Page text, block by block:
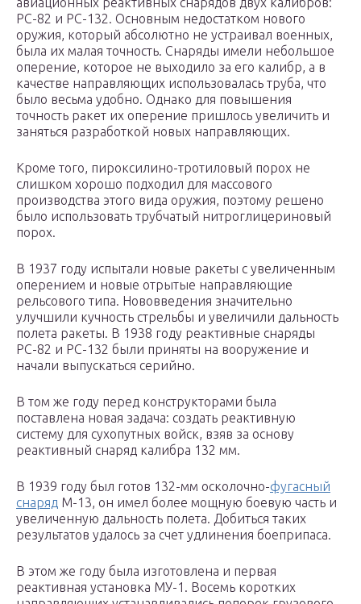
РС-82 и РС-132. Основным недостатком нового
оружия, который абсолютно не устраивал военных,
была их малая точность. Снаряды имели небольшое
оперение, которое не выходило за его калибр, а в
качестве направляющих использовалась труба, что
было весьма удобно. Однако для повышения
точность ракет их оперение пришлось увеличить и
заняться разработкой новых направляющих.
Кроме того, пироксилино-тротиловый порох не
слишком хорошо подходил для массового
производства этого вида оружия, поэтому решено
было использовать трубчатый нитроглицериновый
порох.
В 1937 году испытали новые ракеты с увеличенным
оперением и новые отрытые направляющие
рельсового типа. Нововведения значительно
улучшили кучность стрельбы и увеличили дальность
полета ракеты. В 1938 году реактивные снаряды
РС-82 и РС-132 были приняты на вооружение и
начали выпускаться серийно.
В том же году перед конструкторами была
поставлена новая задача: создать реактивную
систему для сухопутных войск, взяв за основу
реактивный снаряд калибра 132 мм.
В 1939 году был готов 132-мм осколочно-фугасный
снаряд М-13, он имел более мощную боевую часть и
увеличенную дальность полета. Добиться таких
результатов удалось за счет удлинения боеприпаса.
В этом же году была изготовлена и первая
реактивная установка МУ-1. Восемь коротких